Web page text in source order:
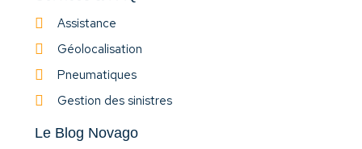
Assistance
Géolocalisation
Pneumatiques
Gestion des sinistres
Le Blog Novago